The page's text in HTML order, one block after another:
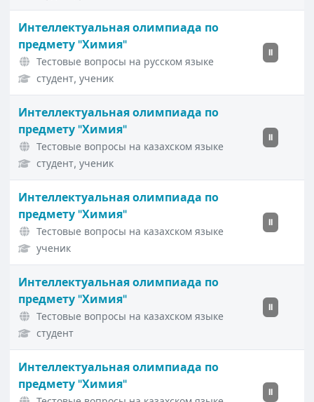
Интеллектуальная олимпиада по
предмету "Химия"
Тестовые вопросы на русском языке
студент, ученик
II
Интеллектуальная олимпиада по
предмету "Химия"
Тестовые вопросы на казахском языке
студент, ученик
II
Интеллектуальная олимпиада по
предмету "Химия"
Тестовые вопросы на казахском языке
ученик
II
Интеллектуальная олимпиада по
предмету "Химия"
Тестовые вопросы на казахском языке
студент
II
Интеллектуальная олимпиада по
предмету "Химия"
II